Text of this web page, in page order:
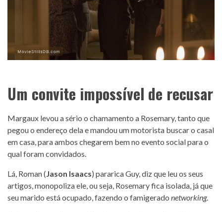
Um convite impossível de recusar
Margaux levou a sério o chamamento a Rosemary, tanto que
pegou o endereço dela e mandou um motorista buscar o casal
em casa, para ambos chegarem bem no evento social para o
qual foram convidados.
Lá, Roman (Jason Isaacs) pararica Guy, diz que leu os seus
artigos, monopoliza ele, ou seja, Rosemary fica isolada, já que
seu marido está ocupado, fazendo o famigerado networking.